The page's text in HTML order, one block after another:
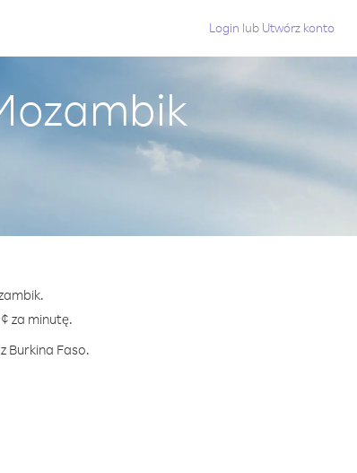
Login lub Utwórz konto
za minutę.
Burkina Faso.